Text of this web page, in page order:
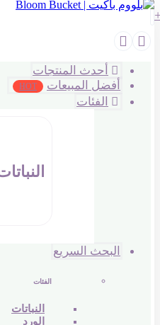
أحدث المنتجات
أفضل المبيعات
HOT
الفئات
البحث السريع
الفئات
النباتات
الورد